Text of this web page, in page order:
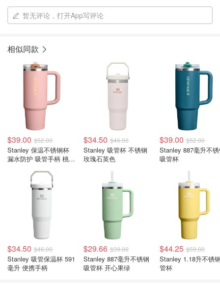
暂无评论，打开App写评论
相似同款
$39.00 $52.00
Stanley 保温不锈钢杯
漏水防护 吸管手柄 桃粉
$34.50 $46.00
Stanley 吸管杯 不锈钢
玫瑰石英色
$39.00 $52.00
Stanley 887毫升不
吸管杯
$34.50 $46.00
Stanley 吸管保温杯 591
毫升 便携手柄
$29.66 $39.00
Stanley 887毫升不锈钢
吸管杯 开心果绿
$44.25 $59.00
Stanley 1.18升不锈钢吸
管杯